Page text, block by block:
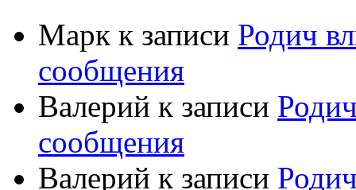
Марк к записи Родич
сообщения
Валерий к записи
сообщения
Валерий к записи